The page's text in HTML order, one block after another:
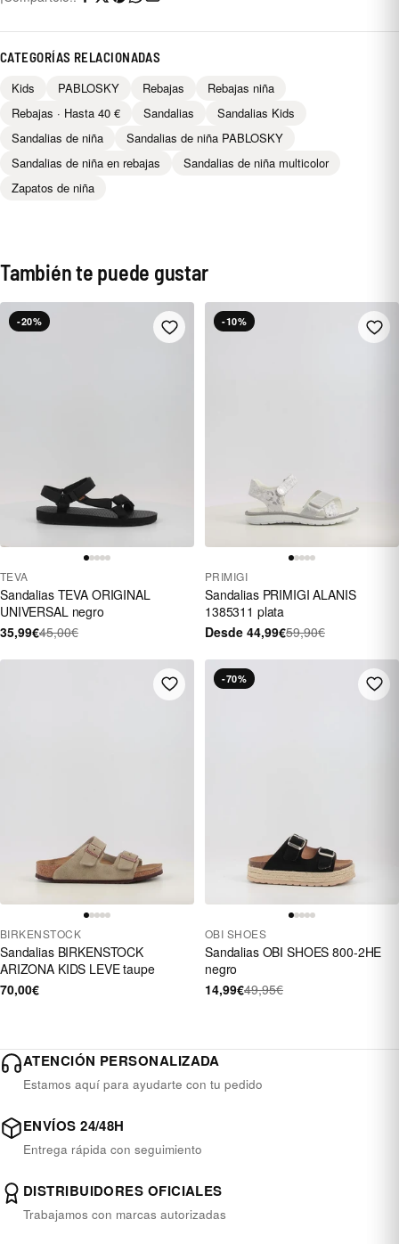
CATEGORÍAS RELACIONADAS
Kids PABLOSKY Rebajas
Rebajas niña
Rebajas · Hasta 40 €
Sandalias
Sandalias Kids
Sandalias de niña
Sandalias de niña PABLOSKY
Sandalias de niña en rebajas
Sandalias de niña multicolor
Zapatos de niña
También te puede gustar
-20%
TEVA
Sandalias TEVA ORIGINAL
UNIVERSAL negro
35,99€45,00€
-10%
PRIMIGI
Sandalias PRIMIGI ALANIS
1385311 plata
Desde 44,99€59,90€
BIRKENSTOCK
Sandalias BIRKENSTOCK
ARIZONA KIDS LEVE taupe
70,00€
-70%
OBI SHOES
Sandalias OBI SHOES 800-2HE
negro
14,99€49,95€
ATENCIÓN PERSONALIZADA
Estamos aquí para ayudarte con tu pedido
ENVÍOS 24/48H
Entrega rápida con seguimiento
DISTRIBUIDORES OFICIALES
Trabajamos con marcas autorizadas